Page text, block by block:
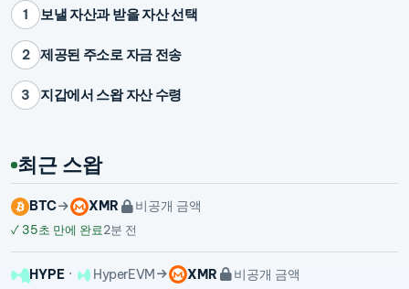
1 보낼 자산과 받을 자산 선택
2 제공된 주소로 자금 전송
3 지갑에서 스왑 자산 수령
최근 스왑
BTC XMR 비공개 금액
✓ 35초 만에 완료2분 전
HYPE HyperEVM XMR 비공개 금액